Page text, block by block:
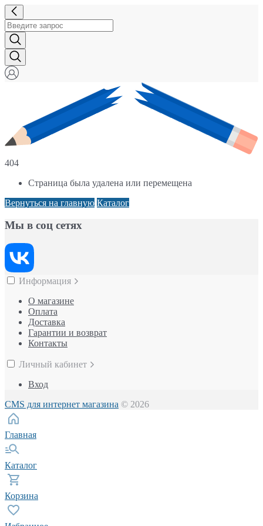
404
Страница была удалена или перемещена
Вернуться на главную Каталог
Мы в соц сетях
Информация
О магазине
Оплата
Доставка
Гарантии и возврат
Контакты
Личный кабинет
Вход
CMS для интернет магазина © 2026
Главная
Каталог
Корзина